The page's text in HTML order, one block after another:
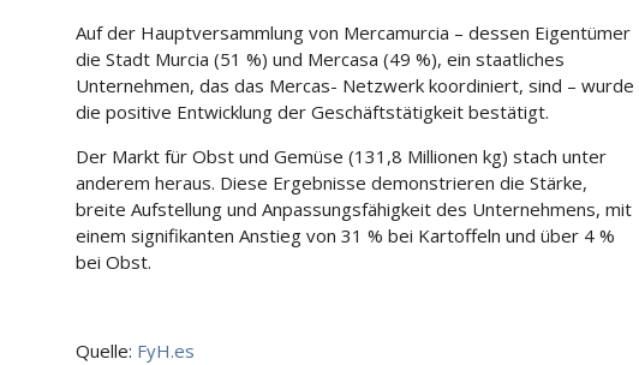
Auf der Hauptversammlung von Mercamurcia – dessen Eigentümer
die Stadt Murcia (51 %) und Mercasa (49 %), ein staatliches
Unternehmen, das das Mercas- Netzwerk koordiniert, sind – wurde
die positive Entwicklung der Geschäftstätigkeit bestätigt.
Der Markt für Obst und Gemüse (131,8 Millionen kg) stach unter
anderem heraus. Diese Ergebnisse demonstrieren die Stärke,
breite Aufstellung und Anpassungsfähigkeit des Unternehmens, mit
einem signifikanten Anstieg von 31 % bei Kartoffeln und über 4 %
bei Obst.
Quelle: FyH.es